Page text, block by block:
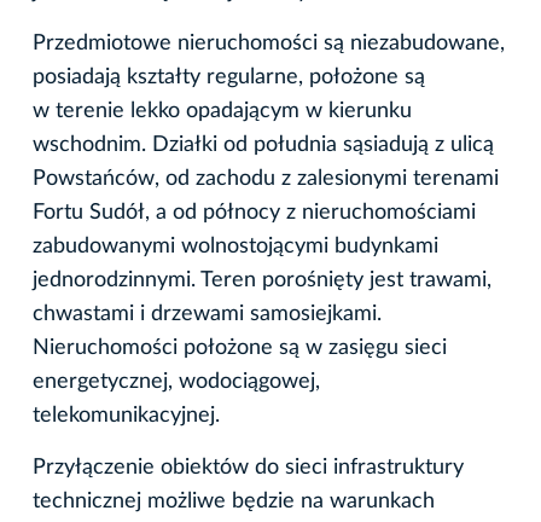
Przedmiotowe nieruchomości są niezabudowane,
posiadają kształty regularne, położone są
w terenie lekko opadającym w kierunku
wschodnim. Działki od południa sąsiadują z ulicą
Powstańców, od zachodu z zalesionymi terenami
Fortu Sudół, a od północy z nieruchomościami
zabudowanymi wolnostojącymi budynkami
jednorodzinnymi. Teren porośnięty jest trawami,
chwastami i drzewami samosiejkami.
Nieruchomości położone są w zasięgu sieci
energetycznej, wodociągowej,
telekomunikacyjnej.
Przyłączenie obiektów do sieci infrastruktury
technicznej możliwe będzie na warunkach